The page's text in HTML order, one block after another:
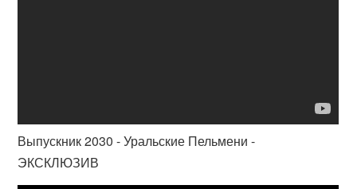
Выпускник 2030 - Уральские Пельмени -
ЭКСКЛЮЗИВ